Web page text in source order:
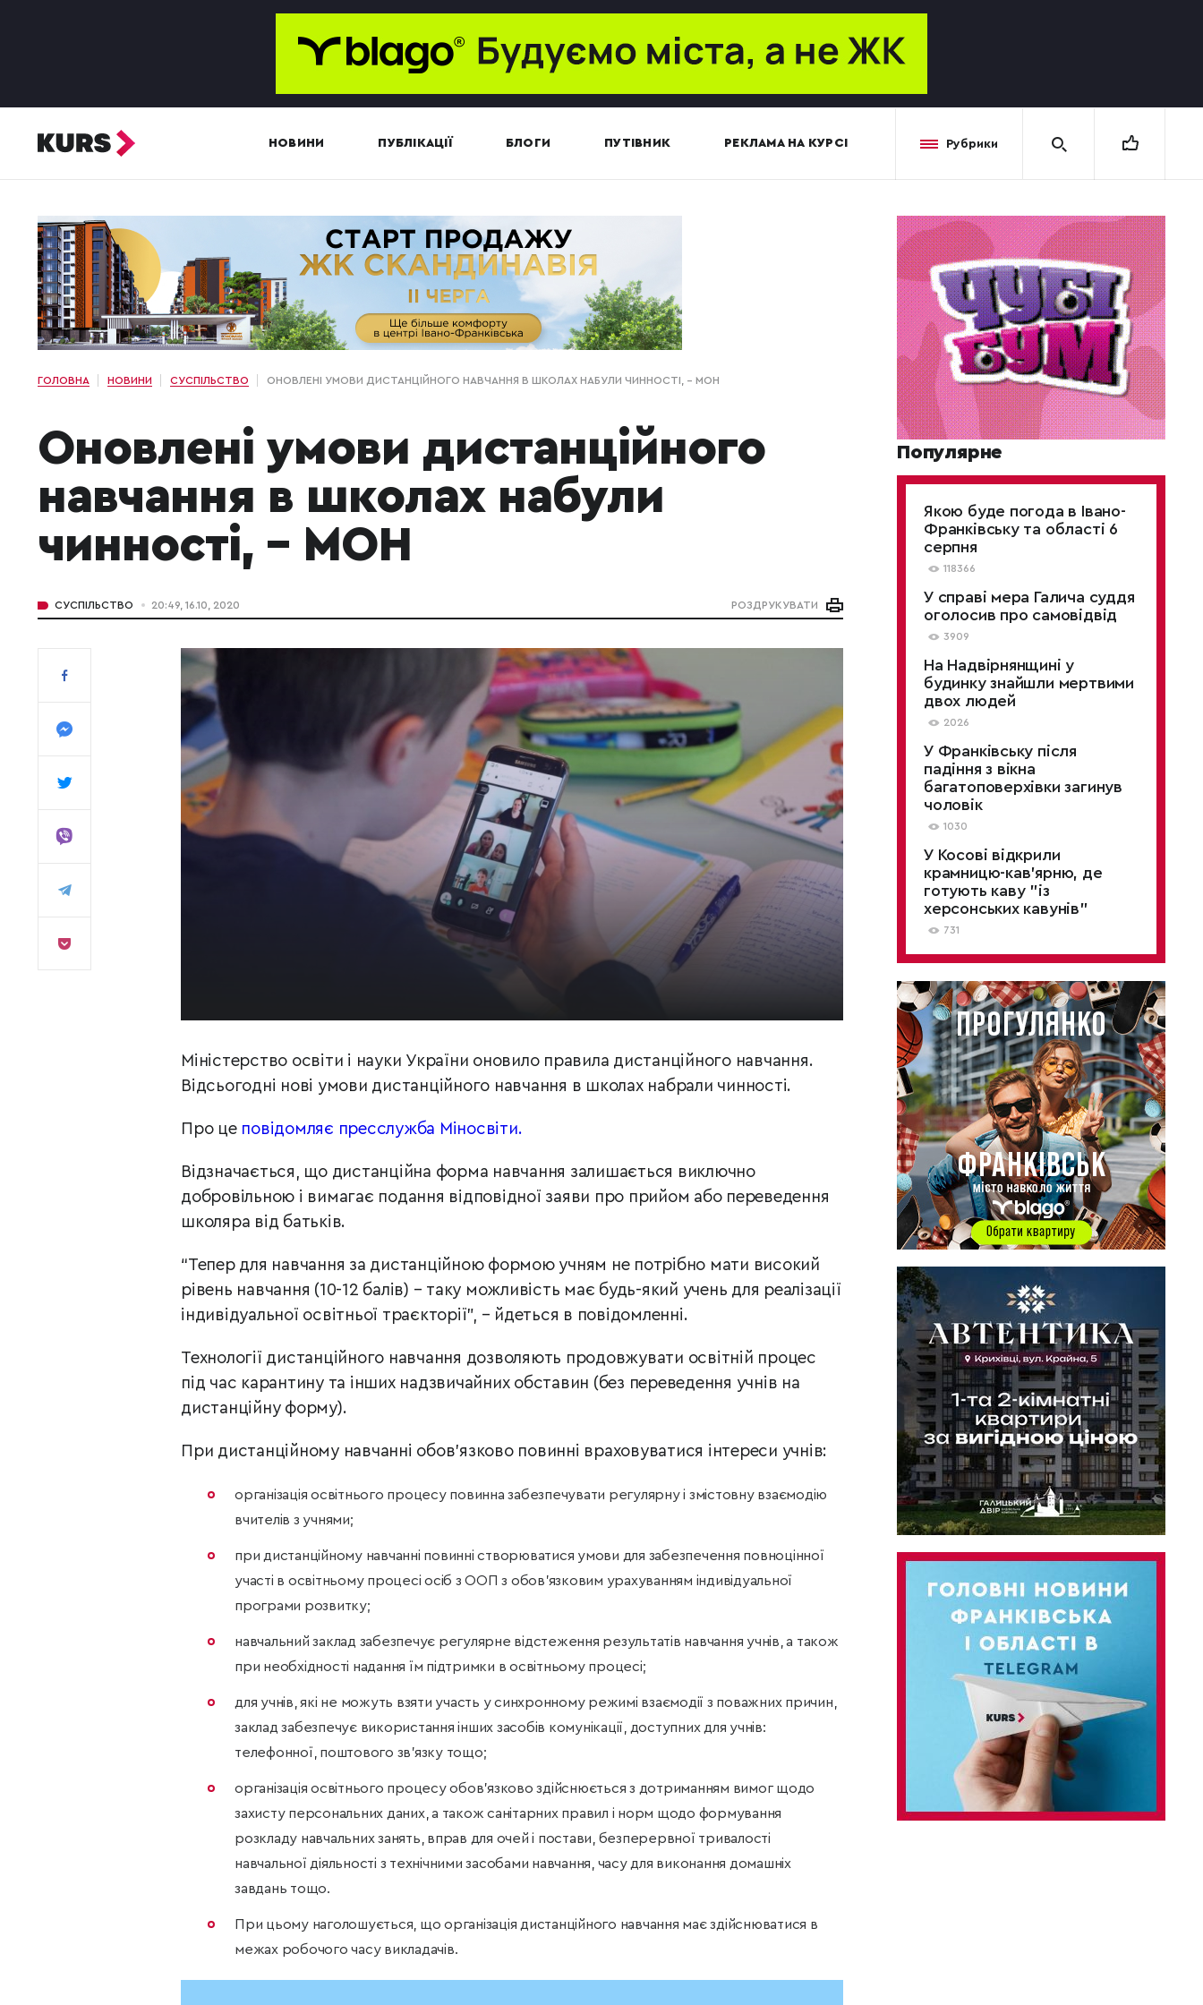
НОВИНИ ПУБЛІКАЦІЇ БЛОГИ ПУТІВНИК РЕКЛАМА НА КУРСІ Рубрики
ГОЛОВНА НОВИНИ СУСПІЛЬСТВО ОНОВЛЕНІ УМОВИ ДИСТАНЦІЙНОГО НАВЧАННЯ В ШКОЛАХ НАБУЛИ ЧИННОСТІ, – МОН
Оновлені умови дистанційного
навчання в школах набули
чинності, – МОН
СУСПІЛЬСТВО 20:49, 16.10, 2020 РОЗДРУКУВАТИ
Міністерство освіти і науки України оновило правила дистанційного навчання.
Відсьогодні нові умови дистанційного навчання в школах набрали чинності.
Про це повідомляє пресслужба Міносвіти.
Відзначається, що дистанційна форма навчання залишається виключно
добровільною і вимагає подання відповідної заяви про прийом або переведення
школяра від батьків.
“Тепер для навчання за дистанційною формою учням не потрібно мати високий
рівень навчання (10-12 балів) – таку можливість має будь-який учень для реалізації
індивідуальної освітньої траєкторії”, – йдеться в повідомленні.
Технології дистанційного навчання дозволяють продовжувати освітній процес
під час карантину та інших надзвичайних обставин (без переведення учнів на
дистанційну форму).
При дистанційному навчанні обов’язково повинні враховуватися інтереси учнів:
організація освітнього процесу повинна забезпечувати регулярну і змістовну взаємодію
вчителів з учнями;
при дистанційному навчанні повинні створюватися умови для забезпечення повноцінної
участі в освітньому процесі осіб з ООП з обов’язковим урахуванням індивідуальної
програми розвитку;
навчальний заклад забезпечує регулярне відстеження результатів навчання учнів, а також
при необхідності надання їм підтримки в освітньому процесі;
для учнів, які не можуть взяти участь у синхронному режимі взаємодії з поважних причин,
заклад забезпечує використання інших засобів комунікації, доступних для учнів:
телефонної, поштового зв’язку тощо;
організація освітнього процесу обов’язково здійснюється з дотриманням вимог щодо
захисту персональних даних, а також санітарних правил і норм щодо формування
розкладу навчальних занять, вправ для очей і постави, безперервної тривалості
навчальної діяльності з технічними засобами навчання, часу для виконання домашніх
завдань тощо.
При цьому наголошується, що організація дистанційного навчання має здійснюватися в
межах робочого часу викладачів.
Популярне
Якою буде погода в Івано-
Франківську та області 6
серпня
118366
У справі мера Галича суддя
оголосив про самовідвід
3909
На Надвірнянщині у
будинку знайшли мертвими
двох людей
2026
У Франківську після
падіння з вікна
багатоповерхівки загинув
чоловік
1030
У Косові відкрили
крамницю-кав'ярню, де
готують каву "із
херсонських кавунів"
731